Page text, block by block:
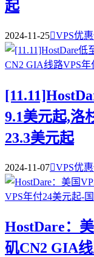
起
2024-11-25VPS优
9.1美元起,洛
23.3美元起
2024-11-07VPS优
HostDare：
矶CN2 GIA